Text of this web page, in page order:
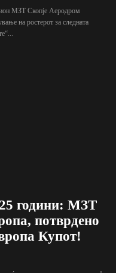
МЗТ Скопје Аеродром
на ростерот за следната
години: МЗТ
потврдено
Купот!